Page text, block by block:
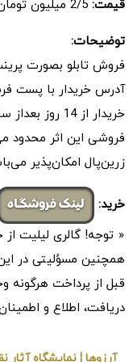
قیمت:
توضیحات:
فروش تابلو بصورت
آدرس خریدار با پست
خریدار از
فروشی این اثر محدود
زرین‌پال امکان‌پذیر
خرید: لینک فروشگاه
« توجه! گالری لیلیت
همچنین مسؤلیتی در
قبل از پرداخت هرگونه
دریافت، اطلاع و
آرزوها ¦ نمایشگاه